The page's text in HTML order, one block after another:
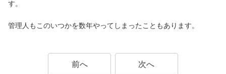
す。
管理人もこのいつかを数年やってしまったこともあります。
前へ 次へ